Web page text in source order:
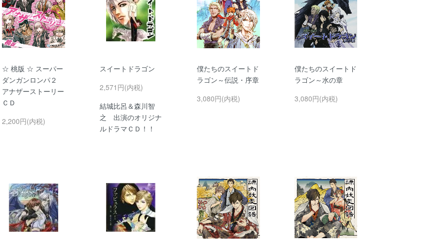
☆ 桃版 ☆ スーパー
ダンガンロンパ２
アナザーストーリー
ＣＤ
2,200円(内税)
スイートドラゴン
2,571円(内税)
結城比呂＆森川智
之 出演のオリジナ
ルドラマＣＤ！！
僕たちのスイートド
ラゴン～伝説・序章
3,080円(内税)
僕たちのスイートド
ラゴン～水の章
3,080円(内税)